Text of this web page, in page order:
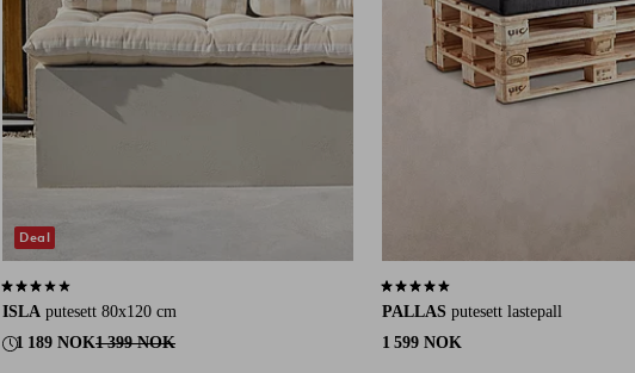
ISLA putesett 80x120 cm
1 189 NOK1 399 NOK
3,0 basert på 2 karaktergivninger
Deal
PALLAS putesett lastepall
1 599 NOK
4,5 basert på 21 karaktergivninger